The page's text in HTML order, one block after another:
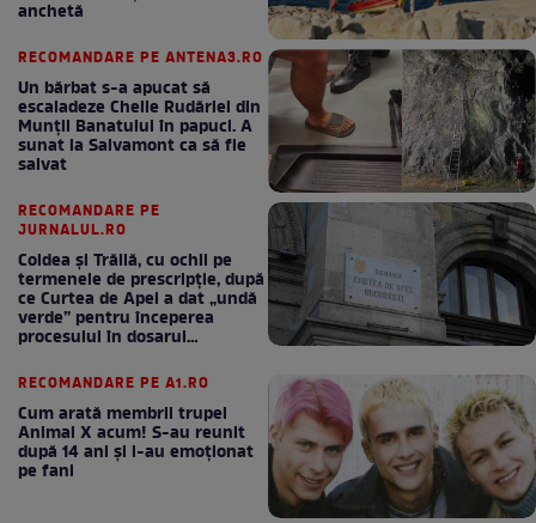
anchetă
RECOMANDARE PE ANTENA3.RO
Un bărbat s-a apucat să
escaladeze Cheile Rudăriei din
Munții Banatului în papuci. A
sunat la Salvamont ca să fie
salvat
RECOMANDARE PE
JURNALUL.RO
Coldea și Trăilă, cu ochii pe
termenele de prescripție, după
ce Curtea de Apel a dat „undă
verde” pentru începerea
procesului în dosarul
RECOMANDARE PE A1.RO
Cum arată membrii trupei
Animal X acum! S-au reunit
după 14 ani și i-au emoționat
pe fani